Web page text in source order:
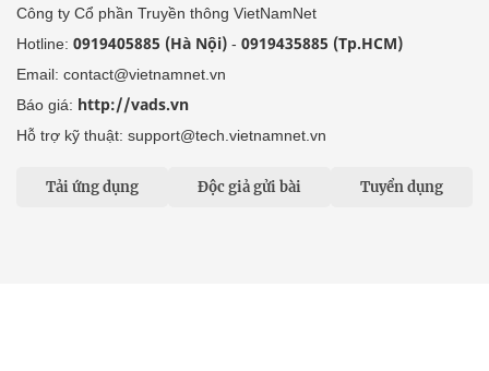
Công ty Cổ phần Truyền thông VietNamNet
Hotline: 0919405885 (Hà Nội) - 0919435885 (Tp.HCM)
Email: contact@vietnamnet.vn
Báo giá: http://vads.vn
Hỗ trợ kỹ thuật: support@tech.vietnamnet.vn
Tải ứng dụng Độc giả gửi bài Tuyển dụng